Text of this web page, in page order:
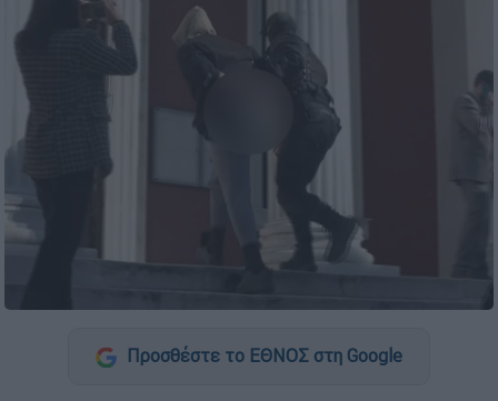
Προσθέστε το ΕΘΝΟΣ στη Google